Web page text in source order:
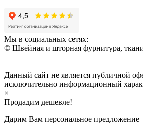
Мы в социальных сетях:
© Швейная и шторная фурнитура,
Данный сайт не является публичной
исключительно информационный
×
Продадим дешевле!
Дарим Вам персональное